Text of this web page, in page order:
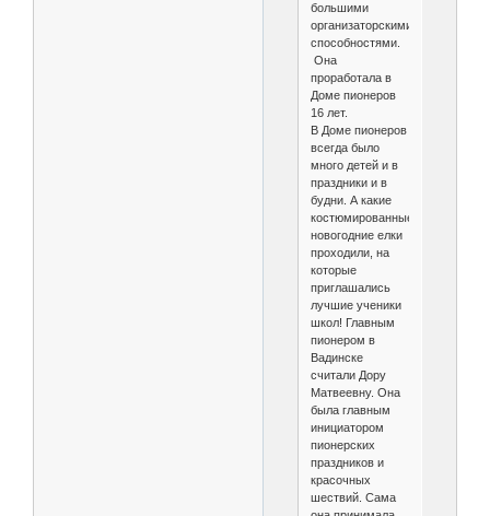
большими
организаторскими
способностями.
Она
проработала в
Доме пионеров
16 лет.
В Доме пионеров
всегда было
много детей и в
праздники и в
будни. А какие
костюмированные
новогодние елки
проходили, на
которые
приглашались
лучшие ученики
школ! Главным
пионером в
Вадинске
считали Дору
Матвеевну. Она
была главным
инициатором
пионерских
праздников и
красочных
шествий. Сама